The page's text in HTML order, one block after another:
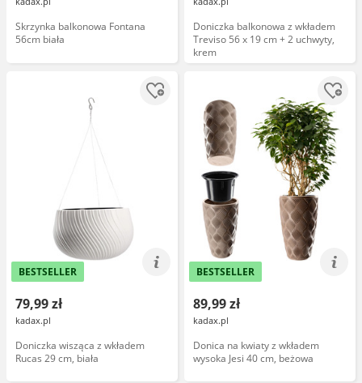
Skrzynka balkonowa Fontana
56cm biała
Doniczka balkonowa z wkładem
Treviso 56 x 19 cm + 2 uchwyty,
krem
BESTSELLER
79,99 zł
kadax.pl
Doniczka wisząca z wkładem
Rucas 29 cm, biała
BESTSELLER
89,99 zł
kadax.pl
Donica na kwiaty z wkładem
wysoka Jesi 40 cm, beżowa